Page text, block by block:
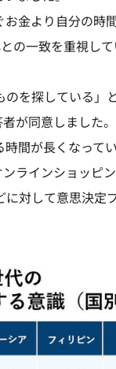
金より自分の時
の一致を重視し
を探している」
が同意しました。
間が長くなって
ラインショッピ
対して意思決定